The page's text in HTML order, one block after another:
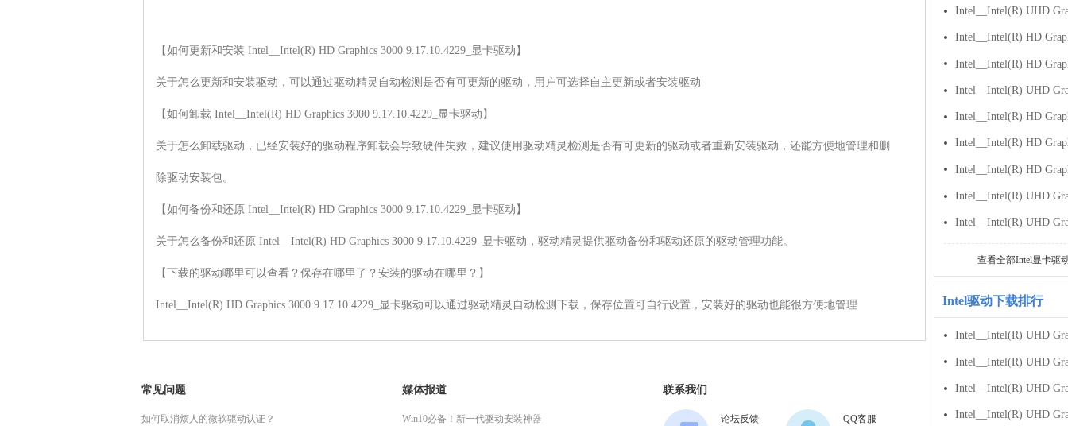
【如何更新和安装 Intel__Intel(R) HD Graphics 3000 9.17.10.4229_显卡驱动】
关于怎么更新和安装驱动，可以通过驱动精灵自动检测是否有可更新的驱动，用户可选择自主更新或者安装驱动
【如何卸载 Intel__Intel(R) HD Graphics 3000 9.17.10.4229_显卡驱动】
关于怎么卸载驱动，已经安装好的驱动程序卸载会导致硬件失效，建议使用驱动精灵检测是否有可更新的驱动或者重新安装驱动，还能方便地管理和删
除驱动安装包。
【如何备份和还原 Intel__Intel(R) HD Graphics 3000 9.17.10.4229_显卡驱动】
关于怎么备份和还原 Intel__Intel(R) HD Graphics 3000 9.17.10.4229_显卡驱动，驱动精灵提供驱动备份和驱动还原的驱动管理功能。
【下载的驱动哪里可以查看？保存在哪里了？安装的驱动在哪里？】
Intel__Intel(R) HD Graphics 3000 9.17.10.4229_显卡驱动可以通过驱动精灵自动检测下载，保存位置可自行设置，安装好的驱动也能很方便地管理
查看全部Intel显卡驱
Intel驱动下载排行
常见问题
如何取消烦人的微软驱动认证？
媒体报道
Win10必备！新一代驱动安装神器
联系我们
论坛反馈 QQ客服